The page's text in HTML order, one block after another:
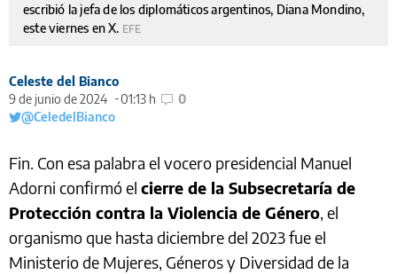
escribió la jefa de los diplomáticos argentinos, Diana Mondino,
este viernes en X. EFE
Celeste del Bianco
9 de junio de 2024
01:13 h
0
@CeledelBianco
Fin. Con esa palabra el vocero presidencial Manuel
Adorni confirmó el cierre de la Subsecretaría de
Protección contra la Violencia de Género, el
organismo que hasta diciembre del 2023 fue el
Ministerio de Mujeres, Géneros y Diversidad de la